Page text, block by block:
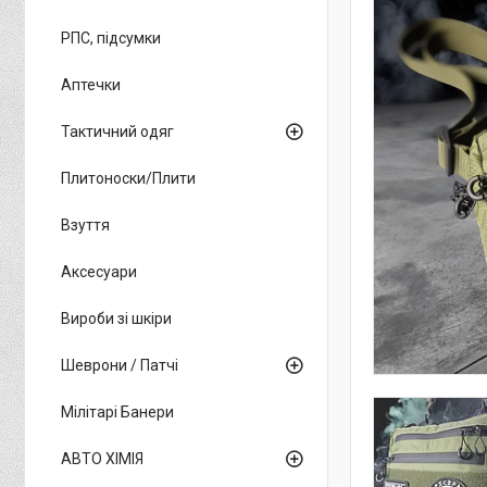
РПС, підсумки
Аптечки
Тактичний одяг
Плитоноски/Плити
Взуття
Аксесуари
Вироби зі шкіри
Шеврони / Патчі
Мілітарі Банери
АВТО ХІМІЯ